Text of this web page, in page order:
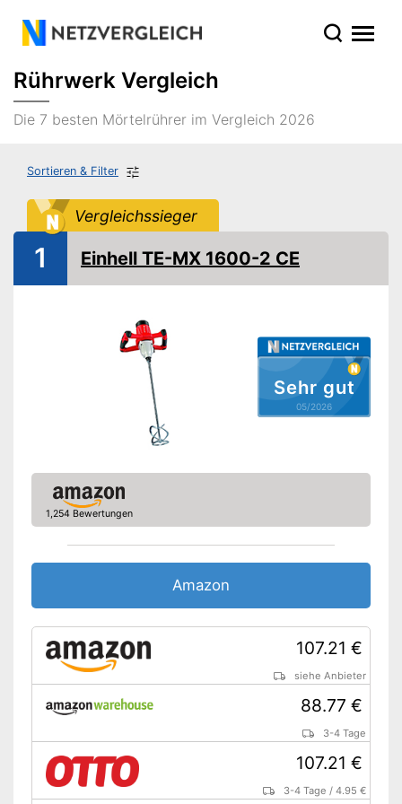
Rührwerk Vergleich
Die 7 besten Mörtelrührer im Vergleich 2026
Sortieren & Filter
Vergleichssieger
Sehr gut
05/2026
1 Einhell TE-MX 1600-2 CE
1,254 Bewertungen
Amazon
107.21 €
siehe Anbieter
88.77 €
3-4 Tage
107.21 €
3-4 Tage /4.95 €